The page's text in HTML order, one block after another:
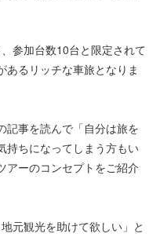
参加台数10台と限定されて
あるリッチな車旅となりま
記事を読んで「自分は旅を
持ちになってしまう方もい
アーのコンセプトをご紹介
元観光を助けて欲しい」と